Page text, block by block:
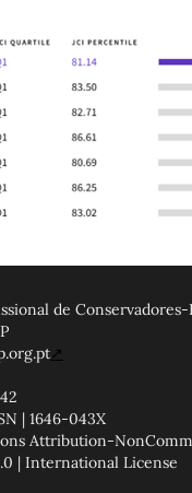
de
↗
| 1646-043X
Attribution-
| International License